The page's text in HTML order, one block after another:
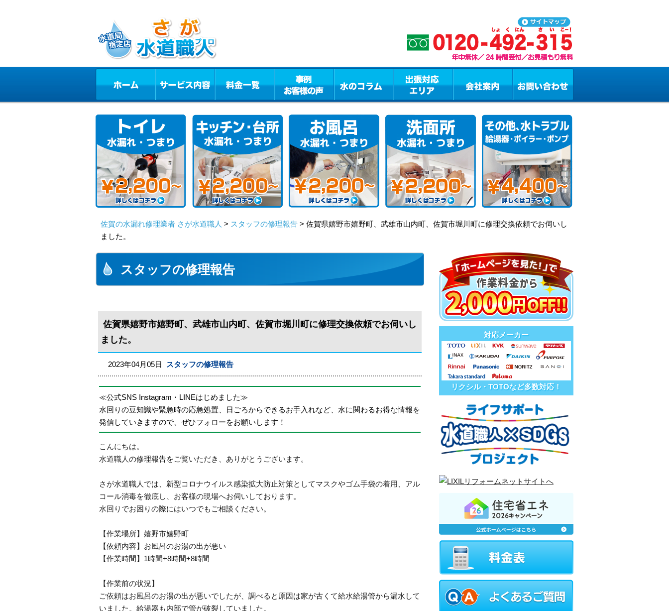
佐賀の水漏れ修理業者 さが水道職人 > スタッフの修理報告 > 佐賀県嬉野市嬉野町、武雄市山内町、佐賀市堀川町に修理交換依頼でお伺いし
ました。
スタッフの修理報告
佐賀県嬉野市嬉野町、武雄市山内町、佐賀市堀川町に修理交換依頼でお伺いし
ました。
2023年04月05日 スタッフの修理報告
≪公式SNS Instagram・LINEはじめました≫
水回りの豆知識や緊急時の応急処置、日ごろからできるお手入れなど、水に関わるお得な情報を
発信していきますので、ぜひフォローをお願いします！
こんにちは。
水道職人の修理報告をご覧いただき、ありがとうございます。
さが水道職人では、新型コロナウイルス感染拡大防止対策としてマスクやゴム手袋の着用、アル
コール消毒を徹底し、お客様の現場へお伺いしております。
水回りでお困りの際にはいつでもご相談ください。
【作業場所】嬉野市嬉野町
【依頼内容】お風呂のお湯の出が悪い
【作業時間】1時間+8時間+8時間
【作業前の状況】
ご依頼はお風呂のお湯の出が悪いでしたが、調べると原因は家が古くて給水給湯管から漏水して
いました。給湯器も内部で管が破裂していました。
対応メーカー
リクシル・TOTOなど多数対応！